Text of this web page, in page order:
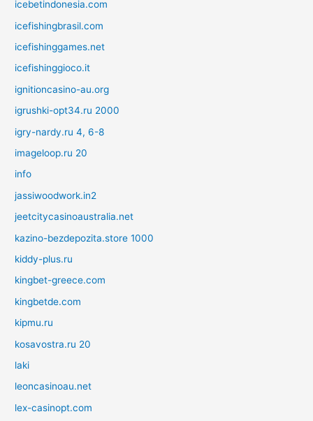
icebetindonesia.com
icefishingbrasil.com
icefishinggames.net
icefishinggioco.it
ignitioncasino-au.org
igrushki-opt34.ru 2000
igry-nardy.ru 4, 6-8
imageloop.ru 20
info
jassiwoodwork.in2
jeetcitycasinoaustralia.net
kazino-bezdepozita.store 1000
kiddy-plus.ru
kingbet-greece.com
kingbetde.com
kipmu.ru
kosavostra.ru 20
laki
leoncasinoau.net
lex-casinopt.com